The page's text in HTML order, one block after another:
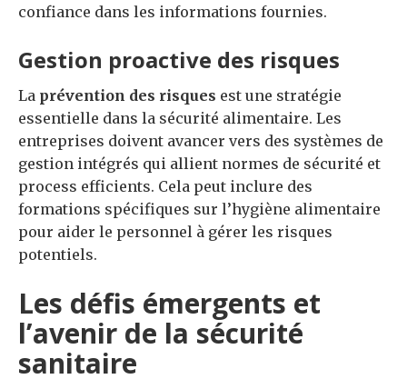
confiance dans les informations fournies.
Gestion proactive des risques
La prévention des risques est une stratégie
essentielle dans la sécurité alimentaire. Les
entreprises doivent avancer vers des systèmes de
gestion intégrés qui allient normes de sécurité et
process efficients. Cela peut inclure des
formations spécifiques sur l’hygiène alimentaire
pour aider le personnel à gérer les risques
potentiels.
Les défis émergents et
l’avenir de la sécurité
sanitaire